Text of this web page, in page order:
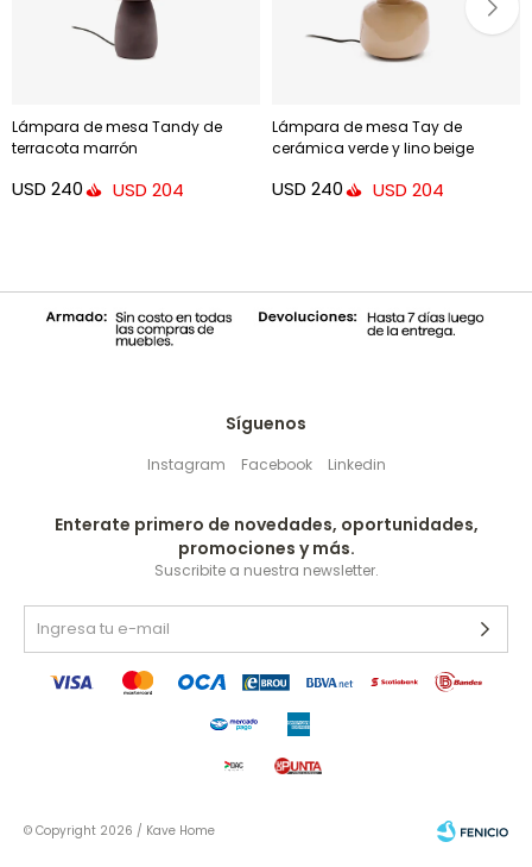
Lámpara de mesa Tandy de
terracota marrón
USD 240 USD 204
Lámpara de mesa Tay de
cerámica verde y lino beige
USD 240 USD 204
Síguenos
Instagram Facebook Linkedin
Enterate primero de novedades, oportunidades,
promociones y más.
Suscribite a nuestra newsletter.
© Copyright 2026 / Kave Home